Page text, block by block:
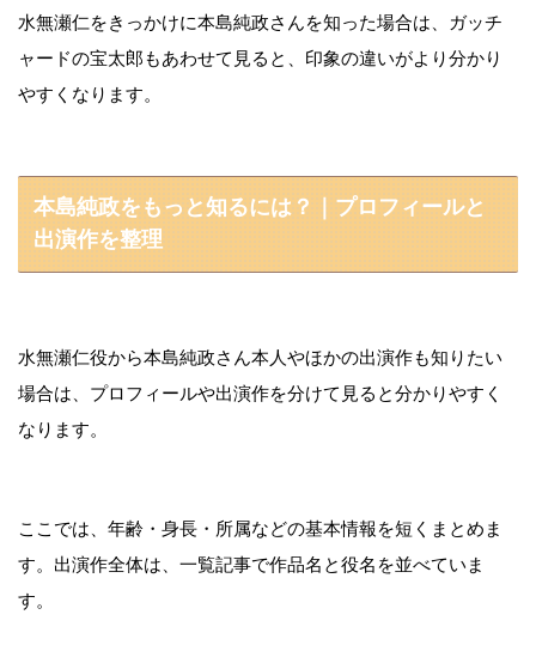
水無瀬仁をきっかけに本島純政さんを知った場合は、ガッチ
ャードの宝太郎もあわせて見ると、印象の違いがより分かり
やすくなります。
本島純政をもっと知るには？｜プロフィールと
出演作を整理
水無瀬仁役から本島純政さん本人やほかの出演作も知りたい
場合は、プロフィールや出演作を分けて見ると分かりやすく
なります。
ここでは、年齢・身長・所属などの基本情報を短くまとめま
す。出演作全体は、一覧記事で作品名と役名を並べていま
す。